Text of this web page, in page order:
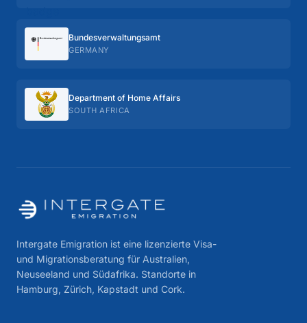
Bundes­verwaltungs­amt
GERMANY
Department of Home Affairs
SOUTH AFRICA
Intergate Emigration ist eine lizenzierte Visa-
und Migrationsberatung für Australien,
Neuseeland und Südafrika. Standorte in
Hamburg, Zürich, Kapstadt und Cork.